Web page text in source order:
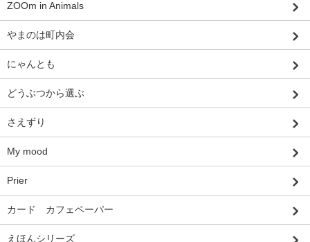
ZOOm in Animals
やまのは町内会
にゃんとも
どうぶつから選ぶ
さえずり
My mood
Prier
カード カフェペーパー
えほんシリーズ